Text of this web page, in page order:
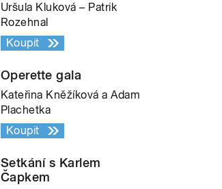
Uršula Kluková – Patrik
Rozehnal
Koupit
Operette gala
Kateřina Kněžíková a Adam
Plachetka
Koupit
Setkání s Karlem
Čapkem